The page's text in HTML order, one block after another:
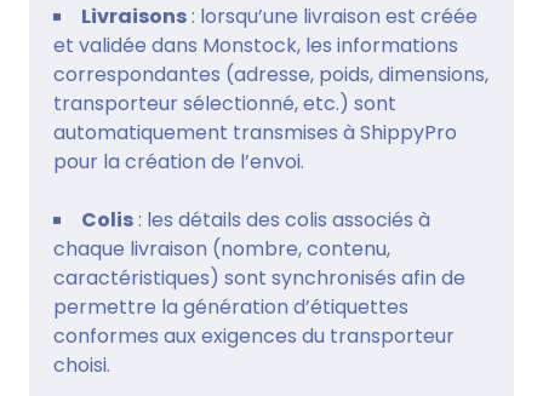
Livraisons: lorsqu’une livraison est créée
et validée dans Monstock, les informations
correspondantes (adresse, poids, dimensions,
transporteur sélectionné, etc.) sont
automatiquement transmises à ShippyPro
pour la création de l’envoi.
Colis: les détails des colis associés à
chaque livraison (nombre, contenu,
caractéristiques) sont synchronisés afin de
permettre la génération d’étiquettes
conformes aux exigences du transporteur
choisi.